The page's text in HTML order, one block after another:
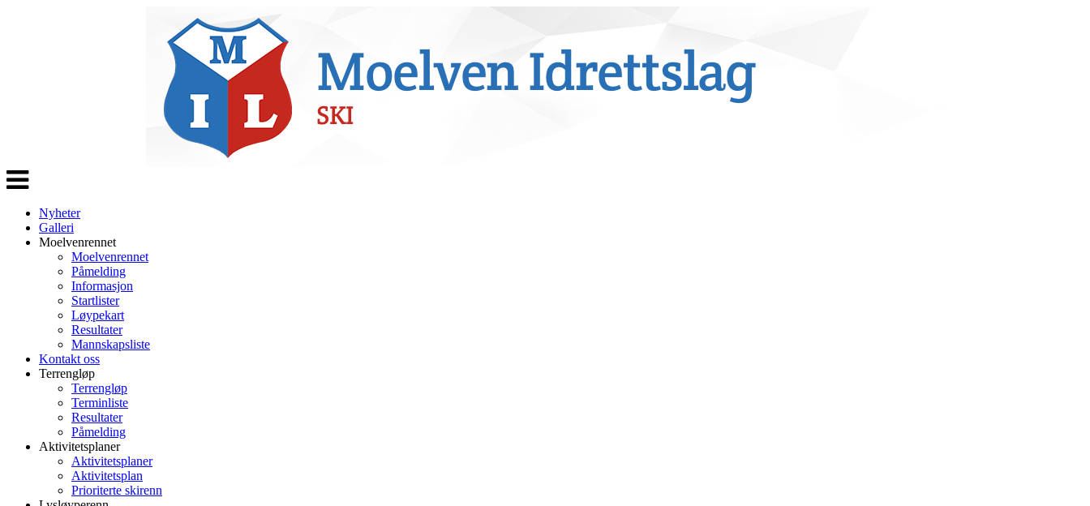
Veksle
navigasjon
Nyheter
Galleri
Moelvenrennet
Moelvenrennet
Påmelding
Informasjon
Startlister
Løypekart
Resultater
Mannskapsliste
Kontakt oss
Terrengløp
Terrengløp
Terminliste
Resultater
Påmelding
Aktivitetsplaner
Aktivitetsplaner
Aktivitetsplan
Prioriterte skirenn